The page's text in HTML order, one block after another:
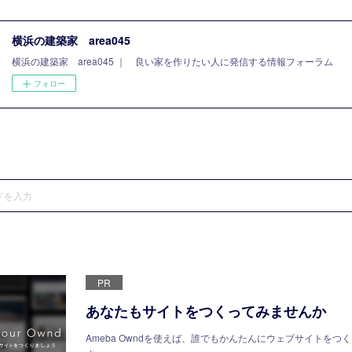
横浜の建築家 area045
横浜の建築家 area045 ｜ 良い家を作りたい人に発信する情報フォーラム
フォロー
PR
あなたもサイトをつくってみませんか
Ameba Owndを使えば、誰でもかんたんにウェブサイトをつ